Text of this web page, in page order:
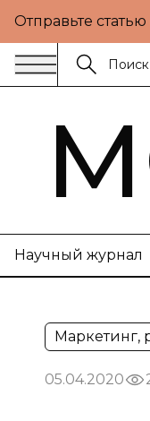
Отправьте
Научный журнал
Маркетинг,
05.04.2020